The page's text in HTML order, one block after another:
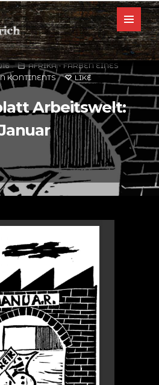
AFRIKA - FARBEN EINES
KONTINENTS
LIKE
Arbeitswelt: